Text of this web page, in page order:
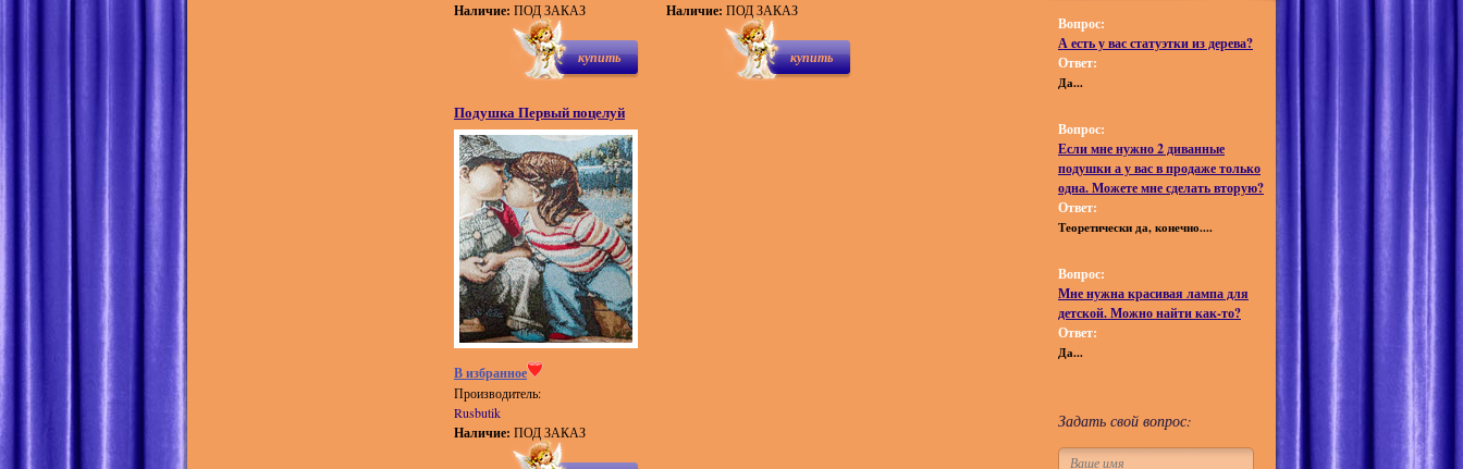
Наличие: ПОД ЗАКАЗ
купить
Наличие: ПОД ЗАКАЗ
купить
Подушка Первый поцелуй
В избранное
Производитель:
Rusbutik
Наличие: ПОД ЗАКАЗ
Вопрос:
А есть у вас статуэтки из дерева?
Ответ:
Да...
Вопрос:
Если мне нужно 2 диванные
подушки а у вас в продаже только
одна. Можете мне сделать вторую?
Ответ:
Теоретически да, конечно....
Вопрос:
Мне нужна красивая лампа для
детской. Можно найти как-то?
Ответ:
Да...
Задать свой вопрос: